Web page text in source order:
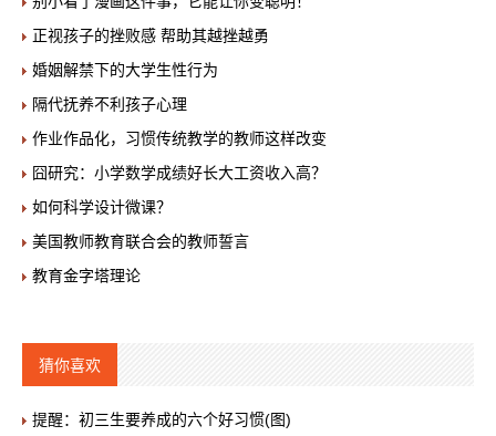
正视孩子的挫败感 帮助其越挫越勇
婚姻解禁下的大学生性行为
隔代抚养不利孩子心理
作业作品化，习惯传统教学的教师这样改变
囧研究：小学数学成绩好长大工资收入高？
如何科学设计微课？
美国教师教育联合会的教师誓言
教育金字塔理论
猜你喜欢
提醒：初三生要养成的六个好习惯(图)